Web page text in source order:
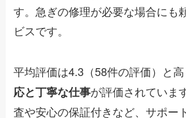
す。急ぎの修理が必要な場合にも
ビスです。
平均評価は4.3（58件の評価）と
応と丁寧な仕事が評価されていま
査や安心の保証付きなど、サポー